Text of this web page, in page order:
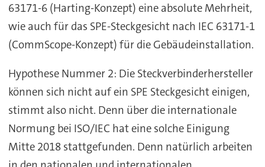
63171-6 (Harting-Konzept) eine absolute Mehrheit,
wie auch für das SPE-Steckgesicht nach IEC 63171-1
(CommScope-Konzept) für die Gebäudeinstallation.
Hypothese Nummer 2: Die Steckverbinderhersteller
können sich nicht auf ein SPE Steckgesicht einigen,
stimmt also nicht. Denn über die internationale
Normung bei ISO/IEC hat eine solche Einigung
Mitte 2018 stattgefunden. Denn natürlich arbeiten